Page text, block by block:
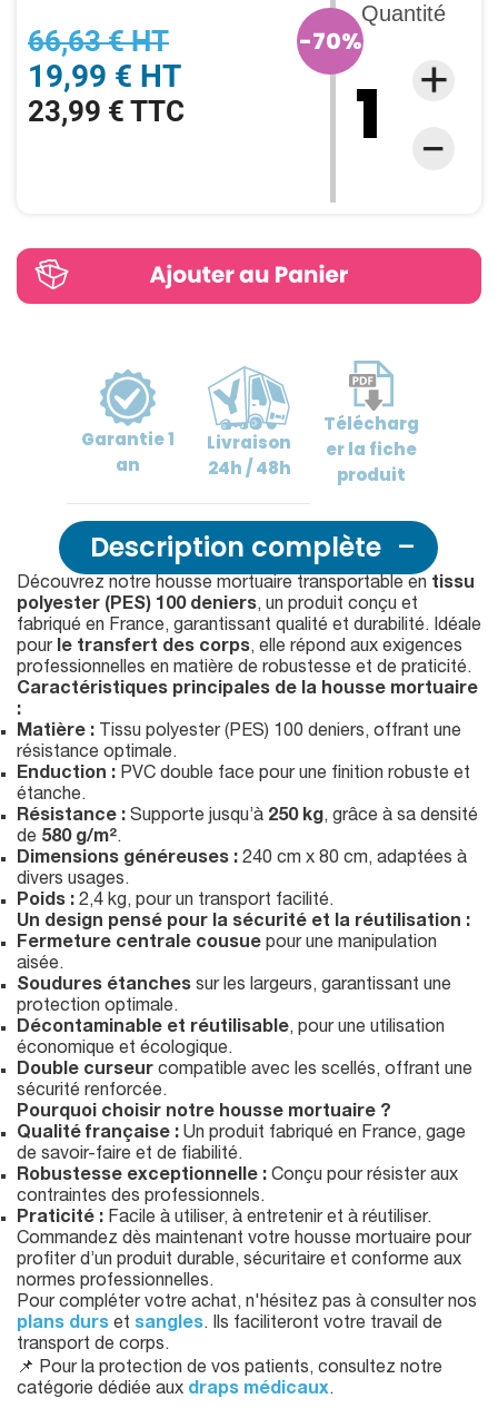
66,63 € HT
19,99 € HT
23,99 € TTC
-70%
Quantité
Garantie1
an
Livraison
24h / 48h
Télécharg
erla fiche
produit
Description complète
Découvrez notre housse mortuaire transportable en tissu
polyester (PES) 100 deniers, un produit conçu et
fabriqué en France, garantissant qualité et durabilité. Idéale
pour le transfert des corps, elle répond aux exigences
professionnelles en matière de robustesse et de praticité.
Caractéristiques principales de la housse mortuaire
:
Matière : Tissu polyester (PES) 100 deniers, offrant une
résistance optimale.
Enduction : PVC double face pour une finition robuste et
étanche.
Résistance : Supporte jusqu’à 250 kg, grâce à sa densité
de 580 g/m².
Dimensions généreuses : 240 cm x 80 cm, adaptées à
divers usages.
Poids : 2,4 kg, pour un transport facilité.
Un design pensé pour la sécurité et la réutilisation :
Fermeture centrale cousue pour une manipulation
aisée.
Soudures étanches sur les largeurs, garantissant une
protection optimale.
Décontaminable et réutilisable, pour une utilisation
économique et écologique.
Double curseur compatible avec les scellés, offrant une
sécurité renforcée.
Pourquoi choisir notre housse mortuaire ?
Qualité française : Un produit fabriqué en France, gage
de savoir-faire et de fiabilité.
Robustesse exceptionnelle : Conçu pour résister aux
contraintes des professionnels.
Praticité : Facile à utiliser, à entretenir et à réutiliser.
Commandez dès maintenant votre housse mortuaire pour
profiter d’un produit durable, sécuritaire et conforme aux
normes professionnelles.
Pour compléter votre achat, n'hésitez pas à consulter nos
plans durs et sangles. Ils faciliteront votre travail de
transport de corps.
📌 Pour la protection de vos patients, consultez notre
catégorie dédiée aux draps médicaux.